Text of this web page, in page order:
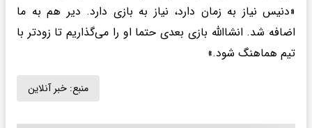
«دنیس نیاز به زمان دارد، نیاز به بازی دارد. دیر هم به ما
اضافه شد. انشاالله بازی بعدی حتما او را می‌گذاریم تا زودتر با
تیم هماهنگ شود.»
منبع: خبر آنلاین